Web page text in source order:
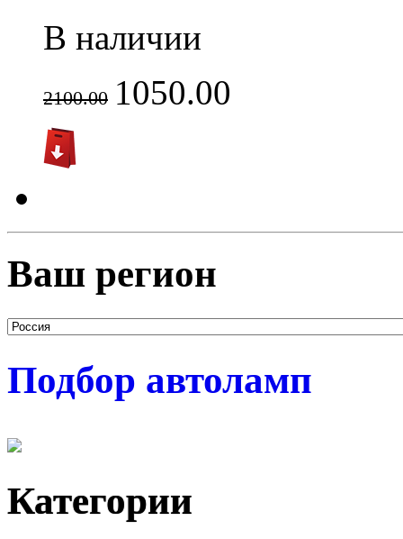
В наличии
2100.00 1050.00
Ваш регион
Подбор автоламп
Категории